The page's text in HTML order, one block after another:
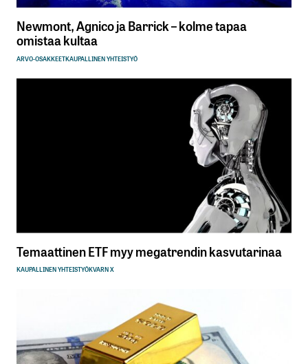
Newmont, Agnico ja Barrick – kolme tapaa
omistaa kultaa
ARVO-OSAKKEETKAUPALLINEN YHTEISTYÖ
Temaattinen ETF myy megatrendin kasvutarinaa
KAUPALLINEN YHTEISTYÖKVARN X